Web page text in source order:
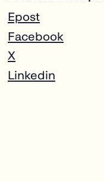
Epost
Facebook
X
Linkedin